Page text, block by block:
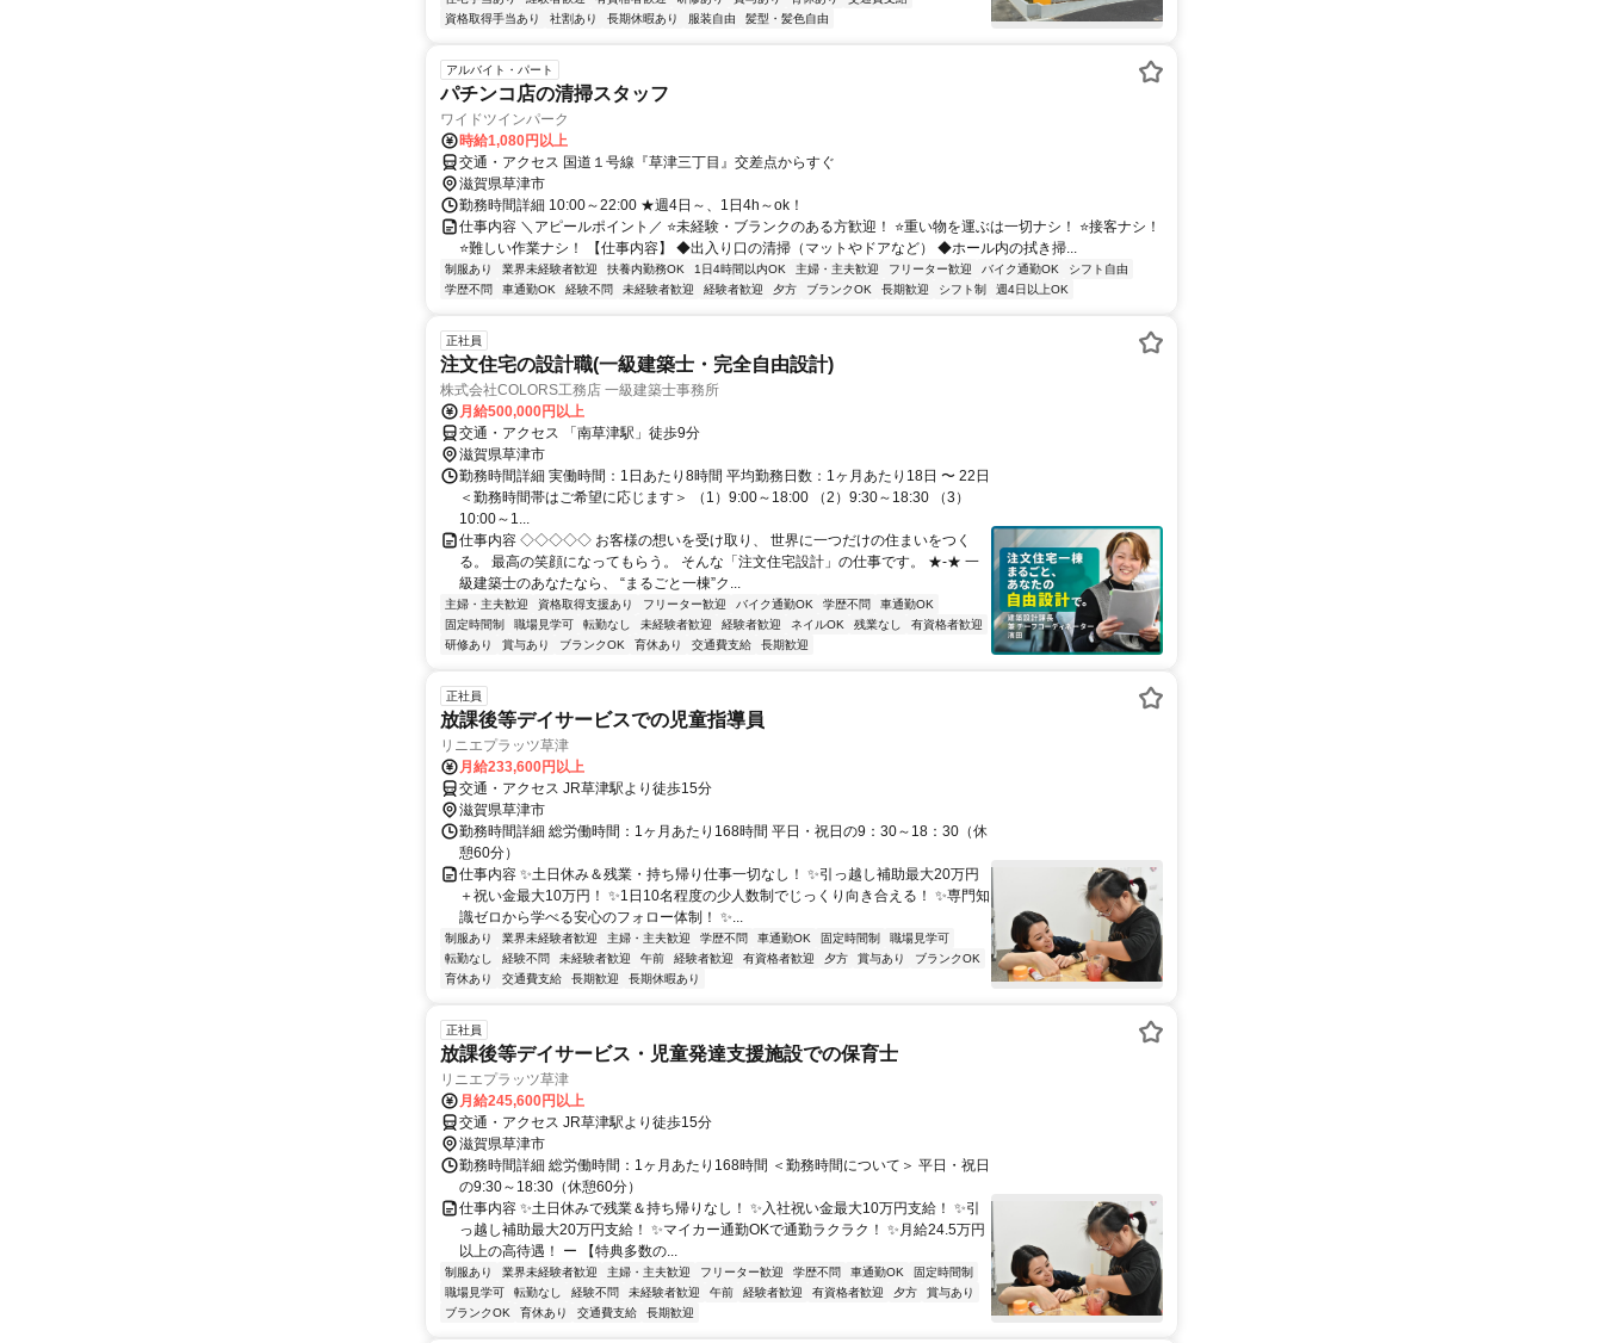
資格取得手当あり
社割あり 長期休暇あり 服装自由 髪型・髪色自由
アルバイト・パート
パチンコ店の清掃スタッフ
ワイドツインパーク
時給1,080円以上
交通・アクセス 国道１号線『草津三丁目』交差点からすぐ
滋賀県草津市
勤務時間詳細 10:00～22:00 ★週4日～、1日4h～ok！
仕事内容 ＼アピールポイント／ ⭐未経験・ブランクのある方歓迎！ ⭐重い物を運ぶは一切ナシ！ ⭐接客ナシ！
⭐難しい作業ナシ！ 【仕事内容】 ◆出入り口の清掃（マットやドアなど） ◆ホール内の拭き掃...
制服あり 業界未経験者歓迎 扶養内勤務OK 1日4時間以内OK 主婦・主夫歓迎 フリーター歓迎 バイク通勤OK
シフト自由
学歴不問
車通勤OK 経験不問 未経験者歓迎 経験者歓迎 夕方 ブランクOK 長期歓迎 シフト制 週4日以上OK
正社員
注文住宅の設計職(一級建築士・完全自由設計)
株式会社COLORS工務店 一級建築士事務所
月給500,000円以上
交通・アクセス 「南草津駅」徒歩9分
滋賀県草津市
勤務時間詳細 実働時間：1日あたり8時間 平均勤務日数：1ヶ月あたり18日 〜 22日
＜勤務時間帯はご希望に応じます＞ （1）9:00～18:00 （2）9:30～18:30 （3）
10:00～1...
仕事内容 ◇◇◇◇◇ お客様の想いを受け取り、 世界に一つだけの住まいをつく
る。 最高の笑顔になってもらう。 そんな「注文住宅設計」の仕事です。 ★-★ 一
級建築士のあなたなら、 “まるごと一棟”ク...
主婦・主夫歓迎 資格取得支援あり フリーター歓迎 バイク通勤OK 学歴不問
車通勤OK
固定時間制
職場見学可 転勤なし 未経験者歓迎 経験者歓迎 ネイルOK 残業なし
有資格者歓迎
研修あり
賞与あり ブランクOK 育休あり 交通費支給 長期歓迎
正社員
放課後等デイサービスでの児童指導員
リニエプラッツ草津
月給233,600円以上
交通・アクセス JR草津駅より徒歩15分
滋賀県草津市
勤務時間詳細 総労働時間：1ヶ月あたり168時間 平日・祝日の9：30～18：30（休
憩60分）
仕事内容 ✨土日休み＆残業・持ち帰り仕事一切なし！ ✨引っ越し補助最大20万円
＋祝い金最大10万円！ ✨1日10名程度の少人数制でじっくり向き合える！ ✨専門知
識ゼロから学べる安心のフォロー体制！ ✨...
制服あり 業界未経験者歓迎 主婦・主夫歓迎 学歴不問 車通勤OK 固定時間制
職場見学可
転勤なし
経験不問 未経験者歓迎 午前 経験者歓迎 有資格者歓迎 夕方 賞与あり
ブランクOK
育休あり
交通費支給 長期歓迎 長期休暇あり
正社員
放課後等デイサービス・児童発達支援施設での保育士
リニエプラッツ草津
月給245,600円以上
交通・アクセス JR草津駅より徒歩15分
滋賀県草津市
勤務時間詳細 総労働時間：1ヶ月あたり168時間 ＜勤務時間について＞ 平日・祝日
の9:30～18:30（休憩60分）
仕事内容 ✨土日休みで残業＆持ち帰りなし！ ✨入社祝い金最大10万円支給！ ✨引
っ越し補助最大20万円支給！ ✨マイカー通勤OKで通勤ラクラク！ ✨月給24.5万円
以上の高待遇！ ー 【特典多数の...
制服あり 業界未経験者歓迎 主婦・主夫歓迎 フリーター歓迎 学歴不問 車通勤OK
固定時間制
職場見学可
転勤なし 経験不問 未経験者歓迎 午前 経験者歓迎 有資格者歓迎 夕方
賞与あり
ブランクOK
育休あり 交通費支給 長期歓迎